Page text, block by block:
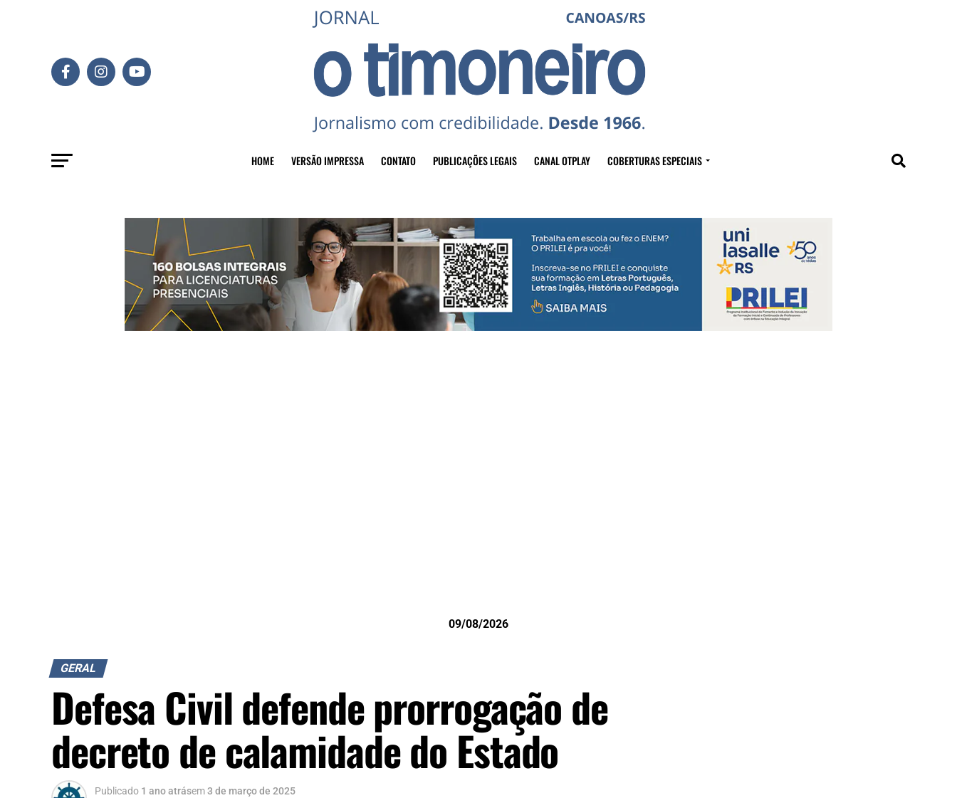
HOME VERSÃO IMPRESSA CONTATO PUBLICAÇÕES LEGAIS CANAL OTPLAY COBERTURAS ESPECIAIS
09/08/2026
GERAL
Defesa Civil defende prorrogação de
decreto de calamidade do Estado
Publicado 1 ano atrásem3 de março de 2025